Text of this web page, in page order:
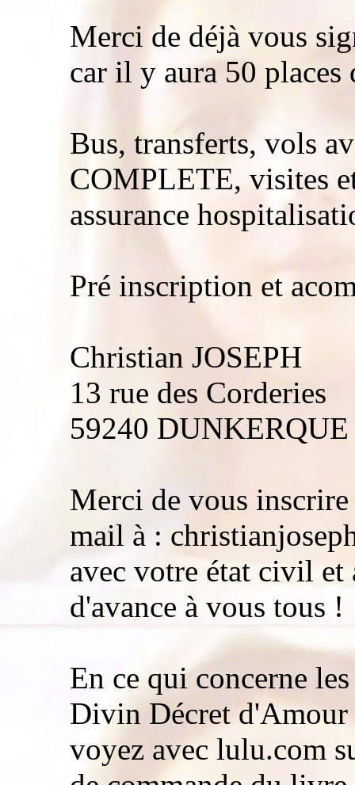
Merci de déjà vous
car il y aura 50 places
Bus, transferts, vols
COMPLETE, visites
assurance
Pré inscription et
Christian JOSEPH
13 rue des Corderies
59240 DUNKERQUE
Merci de vous
mail à :
avec votre état civil et
d'avance à vous tous !
En ce qui concerne
Divin Décret d'Amour
voyez avec lulu.com